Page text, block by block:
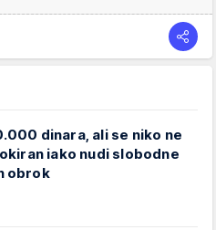
dinara, ali se niko ne
iako nudi slobodne
obrok